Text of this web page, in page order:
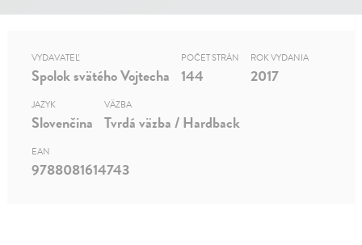
VYDAVATEĽ
Spolok svätého Vojtecha
POČET STRÁN
144
ROK VYDANIA
2017
JAZYK
Slovenčina
VÄZBA
Tvrdá väzba / Hardback
EAN
9788081614743